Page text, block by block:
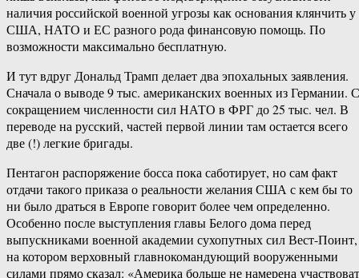
наличия российской военной угрозы как основания клянчить у
США, НАТО и ЕС разного рода финансовую помощь. По
возможности максимально бесплатную.
И тут вдруг Дональд Трамп делает два эпохальных заявления.
Сначала о выводе 9 тыс. американских военных из Германии. С
сокращением численности сил НАТО в ФРГ до 25 тыс. чел. В
переводе на русский, частей первой линии там остается всего
две (!) легкие бригады.
Пентагон распоряжение босса пока саботирует, но сам факт
отдачи такого приказа о реальности желания США с кем бы то
ни было драться в Европе говорит более чем определенно.
Особенно после выступления главы Белого дома перед
выпускниками военной академии сухопутных сил Вест-Поинт,
на котором верховный главнокомандующий вооруженными
силами прямо сказал: «Америка больше не намерена